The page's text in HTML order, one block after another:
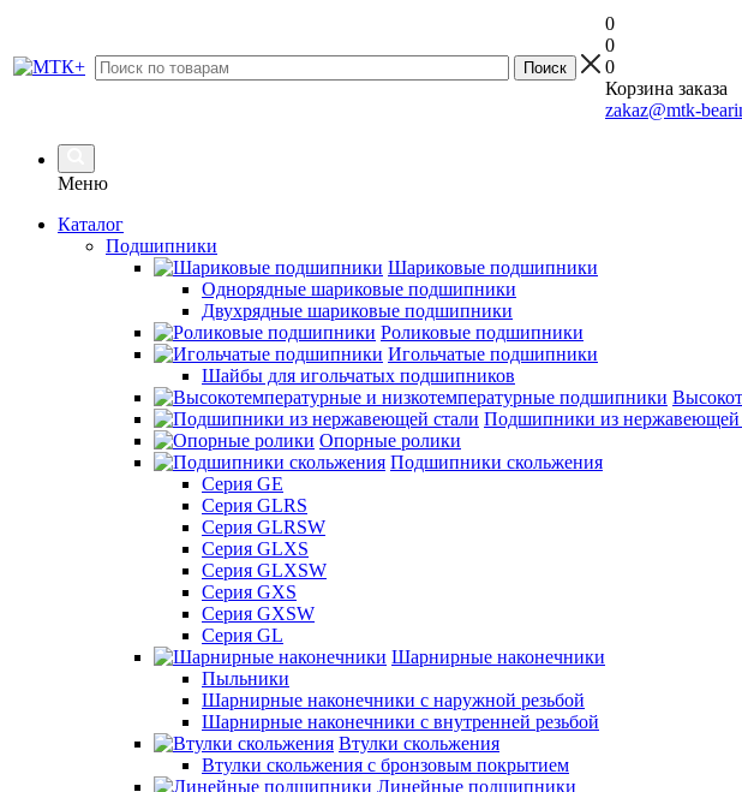
0
0
0
Корзина заказа
zakaz@mtk-
Меню
Каталог
Подшипники
Шариковые подшипники
Однорядные шариковые подшипники
Двухрядные шариковые подшипники
Роликовые подшипники
Игольчатые подшипники
Шайбы для игольчатых подшипников
Подшипники из нержавеющей
Опорные ролики
Подшипники скольжения
Серия GE
Серия GLRS
Серия GLRSW
Серия GLXS
Серия GLXSW
Серия GXS
Серия GXSW
Серия GL
Шарнирные наконечники
Пыльники
Шарнирные наконечники с наружной резьбой
Шарнирные наконечники с внутренней резьбой
Втулки скольжения
Втулки скольжения с бронзовым покрытием
Линейные подшипники